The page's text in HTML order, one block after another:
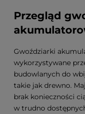
Przegląd
Gwoździarki
wykorzystywane
budowlanych do
takie jak drewno.
brak konieczności
w trudno